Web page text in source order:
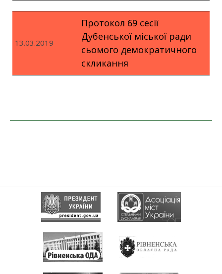
13.03.2019
Протокол 69 сесії
Дубенської міської ради
сьомого демократичного
скликання